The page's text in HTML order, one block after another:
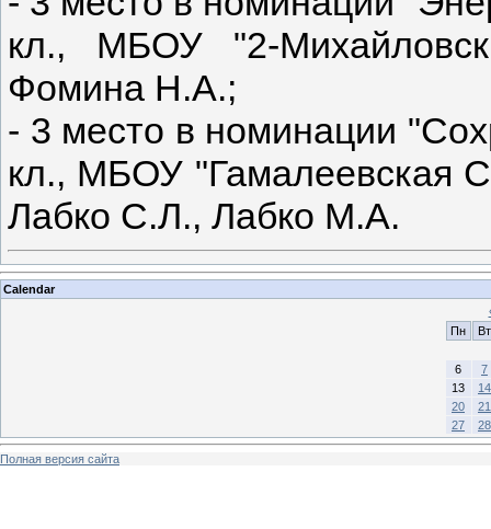
кл., МБОУ "2-
Фомина Н.А.;
- 3 место в номинации
кл., МБОУ "Гамалеевская
Лабко С.Л., Лабко М.А.
Calendar
Пн
Вт
6
7
13
14
20
21
27
28
Полная версия сайта